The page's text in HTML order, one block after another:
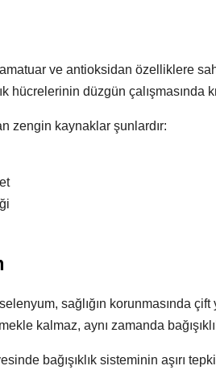
ve antioksidan özelliklere
hücrelerinin düzgün çalışmasında
zengin kaynaklar şunlardır:
sağlığın korunmasında
kalmaz, aynı zamanda
bağışıklık sisteminin aşırı